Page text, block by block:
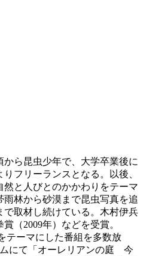
から昆虫少年で、大学卒業後に
フリーランスとなる。以後、
と人びとのかかわりをテーマ
林から砂漠まで昆虫写真を追
取材し続けている。木村伊兵
（2009年）などを受賞。
テーマにした番組を多数放
にて「オーレリアンの庭 今